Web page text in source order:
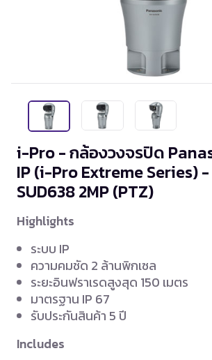
i-Pro - กล้องวงจรปิด
IP (i-Pro Extreme Series)
SUD6382MP (PTZ)
Highlights
ระบบ IP
ความคมชัด 2 ล้านพิกเซล
ระยะอินฟราเรดสูงสุด 150 เมตร
มาตรฐาน IP 67
รับประกันสินค้า 5 ปี
Includes